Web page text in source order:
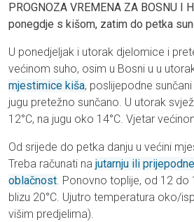
PROGNOZA VREMENA ZA BOSNU I
ponegdje s kišom, zatim do petka
U ponedjeljak i utorak djelomice i
većinom suho, osim u Bosni u u
mjestimice kiša, poslijepodne
jugu pretežno sunčano. U utorak
12°C, na jugu oko 14°C. Vjetar
Od srijede do petka danju u većini
Treba računati na jutarnju ili
oblačnost. Ponovno toplije, od 12 do
blizu 20°C. Ujutro temperatura oko/
višim predjelima).